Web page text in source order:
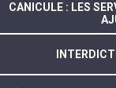
CANICULE : LES